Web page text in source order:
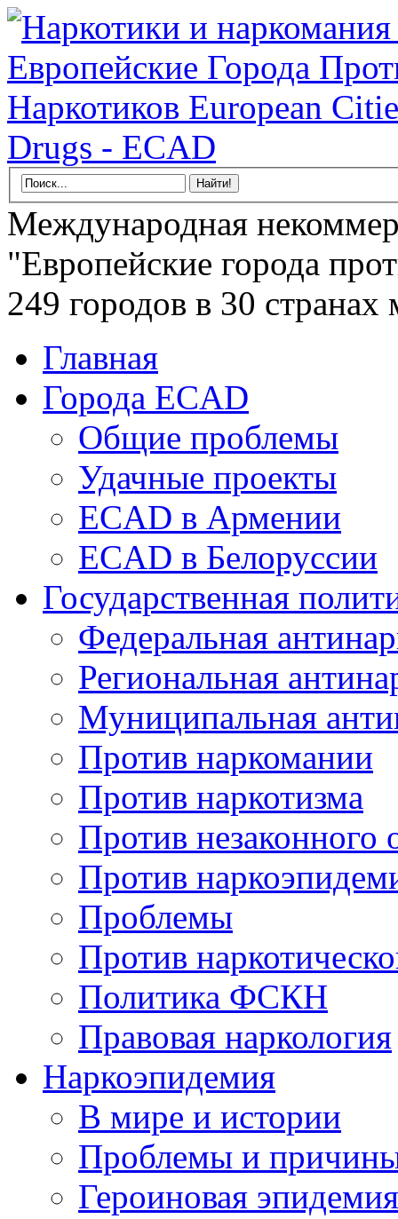
Международная
"Европейские города
249 городов в 30
Главная
Города ECAD
Общие проблемы
Удачные проекты
ECAD в Армении
ECAD в Белоруссии
Государственная
Федеральная
Региональная
Муниципальная
Против наркомании
Против наркотизма
Против незаконного
Против
Проблемы
Против
Политика ФСКН
Правовая наркология
Наркоэпидемия
В мире и истории
Проблемы и
Героиновая эпидемия